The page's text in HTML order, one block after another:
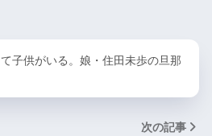
子供がいる。娘・住田未歩の旦那
次の記事